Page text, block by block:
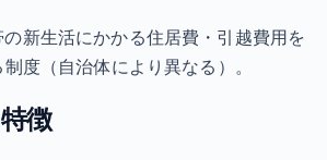
新生活にかかる住居費・引越費用を
度（自治体により異なる）。
徴